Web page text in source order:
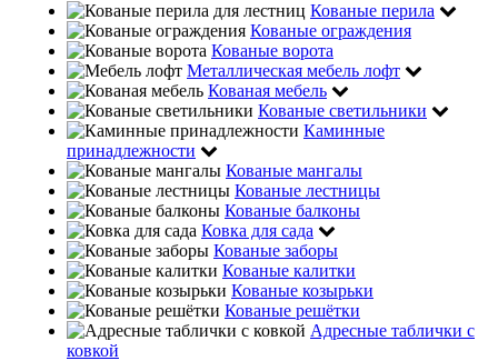
Кованые перила
Кованые ограждения
Кованые ворота
Металлическая мебель лофт
Кованая мебель
Кованые светильники
Каминные
принадлежности
Кованые мангалы
Кованые лестницы
Кованые балконы
Ковка для сада
Кованые заборы
Кованые калитки
Кованые козырьки
Кованые решётки
Адресные таблички с
ковкой